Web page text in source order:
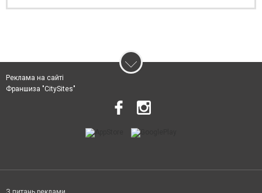
Реклама на сайті
Франшиза "CitySites"